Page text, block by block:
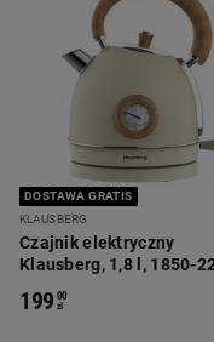
DOSTAWA GRATIS
KLAUSBERG
Czajnik elektryczny
Klausberg, 1,8 l, 1850-
199 00
zł